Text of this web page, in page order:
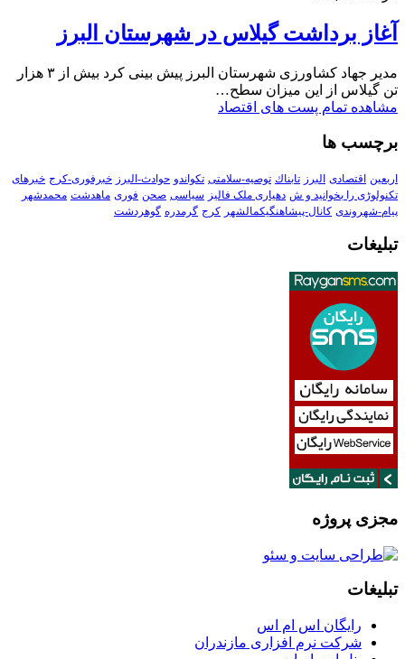
آغاز برداشت گیلاس در شهرستان البرز
مدیر جهاد کشاورزی شهرستان البرز پیش بینی کرد بیش از ۳ هزار
تن گیلاس از این میزان سطح…
مشاهده تمام پست های اقتصاد
برچسب ها
اربعین اقتصادی البرز تابناك توصیه-سلامتی تکواندو حوادث-البرز خبرفوری-کرج خبرهای
تکنولوڑی را بخوانید و ش دهیاری ملک فالیز سیاسی صحن فوری ماهدشت محمدشهر
پیام-شهروندی کانال-پیشاهنگیکمالشهر کرج گرمدره گوهردشت
تبلیغات
مجزی پروژه
تبلیغات
رایگان اس ام اس
شرکت نرم افزاری مازندران